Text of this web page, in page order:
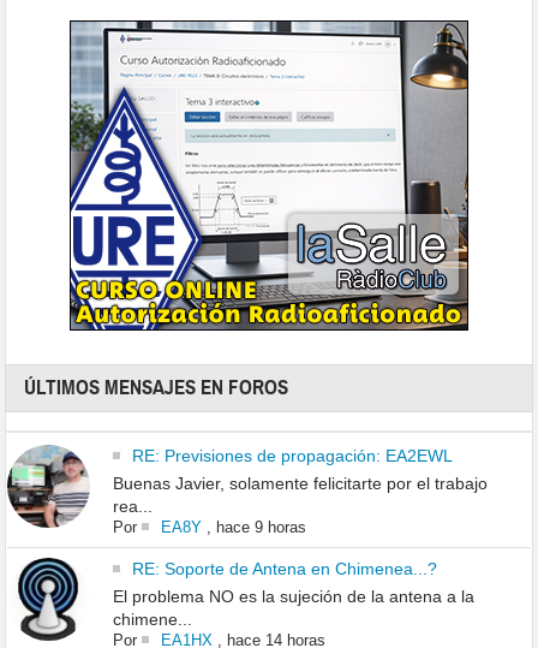
ÚLTIMOS MENSAJES EN FOROS
RE: Previsiones de propagación: EA2EWL
Buenas Javier, solamente felicitarte por el trabajo
rea...
Por EA8Y, hace 9 horas
RE: Soporte de Antena en Chimenea...?
El problema NO es la sujeción de la antena a la
chimene...
Por EA1HX hace 14 horas